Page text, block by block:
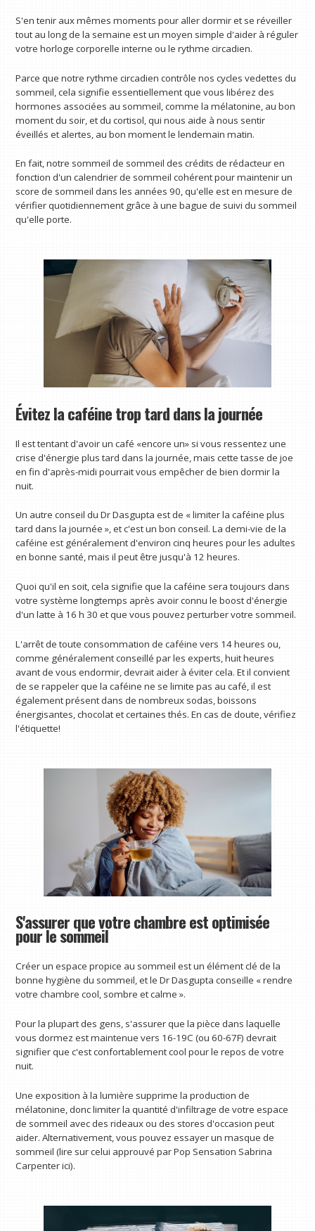
S'en tenir aux mêmes moments pour aller dormir et se réveiller
tout au long de la semaine est un moyen simple d'aider à réguler
votre horloge corporelle interne ou le rythme circadien.
Parce que notre rythme circadien contrôle nos cycles vedettes du
sommeil, cela signifie essentiellement que vous libérez des
hormones associées au sommeil, comme la mélatonine, au bon
moment du soir, et du cortisol, qui nous aide à nous sentir
éveillés et alertes, au bon moment le lendemain matin.
En fait, notre sommeil de sommeil des crédits de rédacteur en
fonction d'un calendrier de sommeil cohérent pour maintenir un
score de sommeil dans les années 90, qu'elle est en mesure de
vérifier quotidiennement grâce à une bague de suivi du sommeil
qu'elle porte.
Évitez la caféine trop tard dans la journée
Il est tentant d'avoir un café «encore un» si vous ressentez une
crise d'énergie plus tard dans la journée, mais cette tasse de joe
en fin d'après-midi pourrait vous empêcher de bien dormir la
nuit.
Un autre conseil du Dr Dasgupta est de « limiter la caféine plus
tard dans la journée », et c'est un bon conseil. La demi-vie de la
caféine est généralement d'environ cinq heures pour les adultes
en bonne santé, mais il peut être jusqu'à 12 heures.
Quoi qu'il en soit, cela signifie que la caféine sera toujours dans
votre système longtemps après avoir connu le boost d'énergie
d'un latte à 16 h 30 et que vous pouvez perturber votre sommeil.
L'arrêt de toute consommation de caféine vers 14 heures ou,
comme généralement conseillé par les experts, huit heures
avant de vous endormir, devrait aider à éviter cela. Et il convient
de se rappeler que la caféine ne se limite pas au café, il est
également présent dans de nombreux sodas, boissons
énergisantes, chocolat et certaines thés. En cas de doute, vérifiez
l'étiquette!
S'assurer que votre chambre est optimisée
pour le sommeil
Créer un espace propice au sommeil est un élément clé de la
bonne hygiène du sommeil, et le Dr Dasgupta conseille « rendre
votre chambre cool, sombre et calme ».
Pour la plupart des gens, s'assurer que la pièce dans laquelle
vous dormez est maintenue vers 16-19C (ou 60-67F) devrait
signifier que c'est confortablement cool pour le repos de votre
nuit.
Une exposition à la lumière supprime la production de
mélatonine, donc limiter la quantité d'infiltrage de votre espace
de sommeil avec des rideaux ou des stores d'occasion peut
aider. Alternativement, vous pouvez essayer un masque de
sommeil (lire sur celui approuvé par Pop Sensation Sabrina
Carpenter ici).